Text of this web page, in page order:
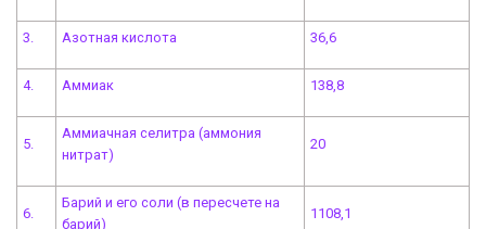
3. Азотная кислота 36,6
4. Аммиак 138,8
5.
Аммиачная селитра (аммония
нитрат)
20
6.
Барий и его соли (в пересчете на
барий)
1108,1